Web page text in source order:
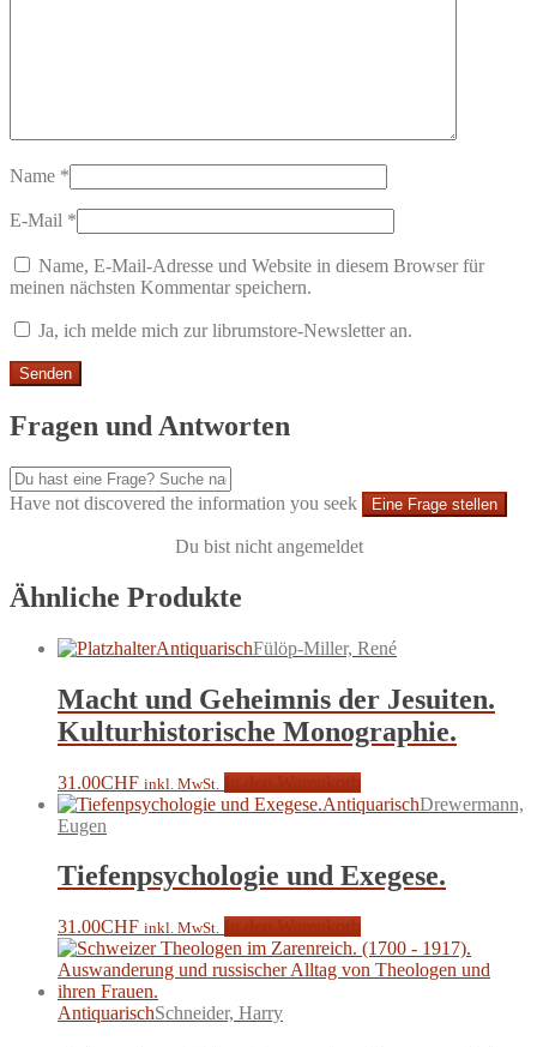
Name *
E-Mail *
Name, E-Mail-Adresse und Website in diesem Browser für
meinen nächsten Kommentar speichern.
Ja, ich melde mich zur librumstore-Newsletter an.
Fragen und Antworten
Have not discovered the information you seek Eine Frage stellen
Du bist nicht angemeldet
Ähnliche Produkte
AntiquarischFülöp-Miller, René
Macht und Geheimnis der Jesuiten.
Kulturhistorische Monographie.
31.00CHF inkl. MwSt.
AntiquarischDrewermann,
Eugen
Tiefenpsychologie und Exegese.
31.00CHF inkl. MwSt.
AntiquarischSchneider, Harry